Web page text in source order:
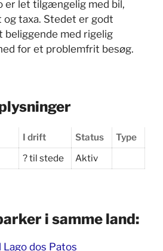
er let tilgængelig med bil,
taxa. Stedet er godt
med rigelig
for et problemfrit besøg.
I drift Status
Type
? til stede Aktiv
i samme land:
dos Patos